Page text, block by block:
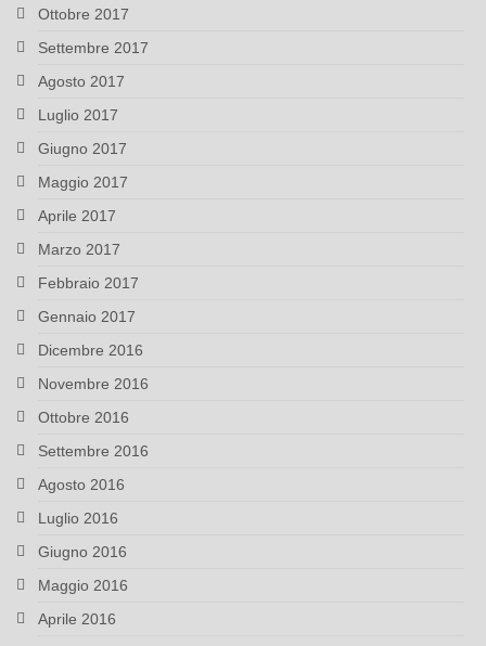
Ottobre 2017
Settembre 2017
Agosto 2017
Luglio 2017
Giugno 2017
Maggio 2017
Aprile 2017
Marzo 2017
Febbraio 2017
Gennaio 2017
Dicembre 2016
Novembre 2016
Ottobre 2016
Settembre 2016
Agosto 2016
Luglio 2016
Giugno 2016
Maggio 2016
Aprile 2016